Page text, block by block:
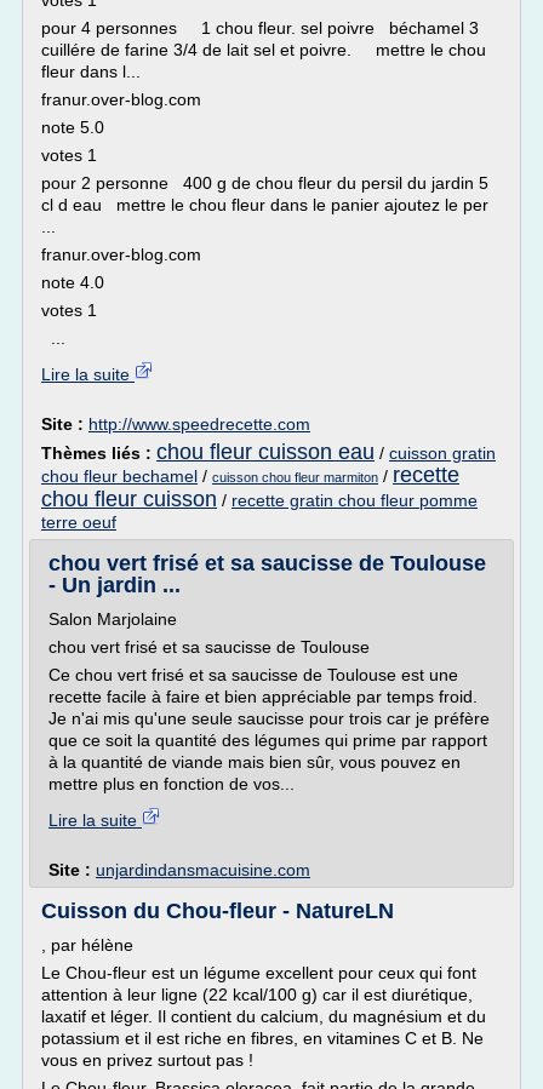
pour 4 personnes 1 chou fleur. sel poivre béchamel 3
cuillére de farine 3/4 de lait sel et poivre. mettre le chou
fleur dans l...
franur.over-blog.com
note 5.0
votes 1
pour 2 personne 400 g de chou fleur du persil du jardin 5
cl d eau mettre le chou fleur dans le panier ajoutez le per
franur.over-blog.com
note 4.0
votes 1
Lire la suite
Site : http://www.speedrecette.com
Thèmes liés : chou fleur cuisson eau / cuisson gratin
chou fleur bechamel / cuisson chou fleur marmiton / recette
chou fleur cuisson / recette gratin chou fleur pomme
terre oeuf
chou vert frisé et sa saucisse de Toulouse
- Un jardin ...
Salon Marjolaine
chou vert frisé et sa saucisse de Toulouse
Ce chou vert frisé et sa saucisse de Toulouse est une
recette facile à faire et bien appréciable par temps froid.
Je n'ai mis qu'une seule saucisse pour trois car je préfère
que ce soit la quantité des légumes qui prime par rapport
à la quantité de viande mais bien sûr, vous pouvez en
mettre plus en fonction de vos...
Lire la suite
Site : unjardindansmacuisine.com
Cuisson du Chou-fleur - NatureLN
, par hélène
Le Chou-fleur est un légume excellent pour ceux qui font
attention à leur ligne (22 kcal/100 g) car il est diurétique,
laxatif et léger. Il contient du calcium, du magnésium et du
potassium et il est riche en fibres, en vitamines C et B. Ne
vous en privez surtout pas !